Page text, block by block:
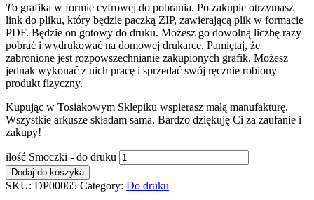
To grafika w formie cyfrowej do pobrania. Po zakupie otrzymasz
link do pliku, który będzie paczką ZIP, zawierającą plik w formacie
PDF. Będzie on gotowy do druku. Możesz go dowolną liczbę razy
pobrać i wydrukować na domowej drukarce. Pamiętaj, że
zabronione jest rozpowszechnianie zakupionych grafik. Możesz
jednak wykonać z nich pracę i sprzedać swój ręcznie robiony
produkt fizyczny.
Kupując w Tosiakowym Sklepiku wspierasz małą manufakturę.
Wszystkie arkusze składam sama. Bardzo dziękuję Ci za zaufanie i
zakupy!
ilość Smoczki - do druku
Dodaj do koszyka
SKU: DP00065 Category: Do druku